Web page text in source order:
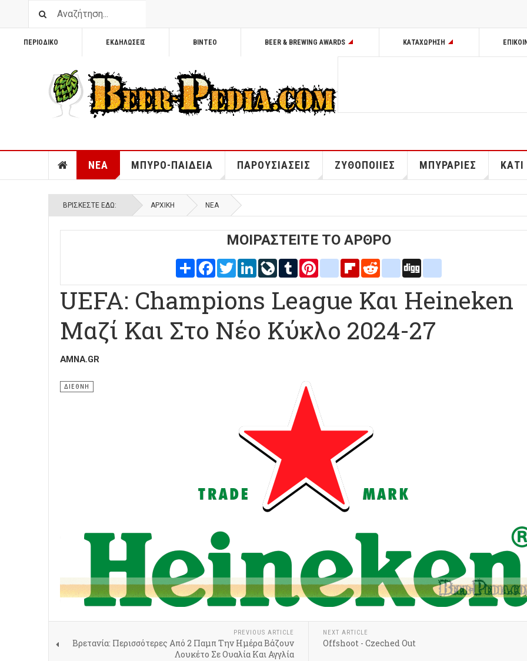
ΠΕΡΙΟΔΙΚΟ ΕΚΔΗΛΩΣΕΙΣ ΒΙΝΤΕΟ BEER & BREWING AWARDS ΚΑΤΑΧΩΡΗΣΗ
ΝΕΑ ΜΠΥΡΟ-ΠΑΙΔΕΙΑ ΠΑΡΟΥΣΙΑΣΕΙΣ ΖΥΘΟΠΟΙΙΕΣ ΜΠΥΡΑΡΙΕΣ
ΒΡΊΣΚΕΣΤΕ ΕΔΏ: ΑΡΧΙΚΉ ΝΕΑ
ΜΟΙΡΑΣΤΕΙΤΕ ΤΟ ΑΡΘΡΟ
Share FacebookTwitterLinkedInLiveJournal
Tumblr Pinterestblogger_post
FlipboardRedditdelicious
UEFA: Champions League Και Heineken
Μαζί Και Στο Νέο Κύκλο 2024-27
AMNA.GR
ΔΙΕΘΝΗ
PREVIOUS ARTICLE
Βρετανία: Περισσότερες Από 2 Παμπ Την Ημέρα Βάζουν
Λουκέτο Σε Ουαλία Και Αγγλία
NEXT ARTICLE
Offshoot - Czeched Out